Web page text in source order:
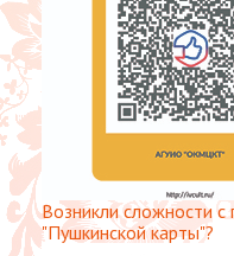
Возникли сложности с
"Пушкинской карты"?